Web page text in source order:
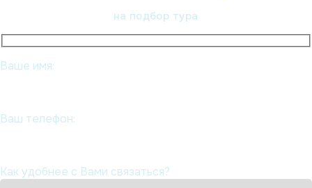
на подбор тура
Ваше имя:
Ваш телефон:
Как удобнее с Вами связаться?